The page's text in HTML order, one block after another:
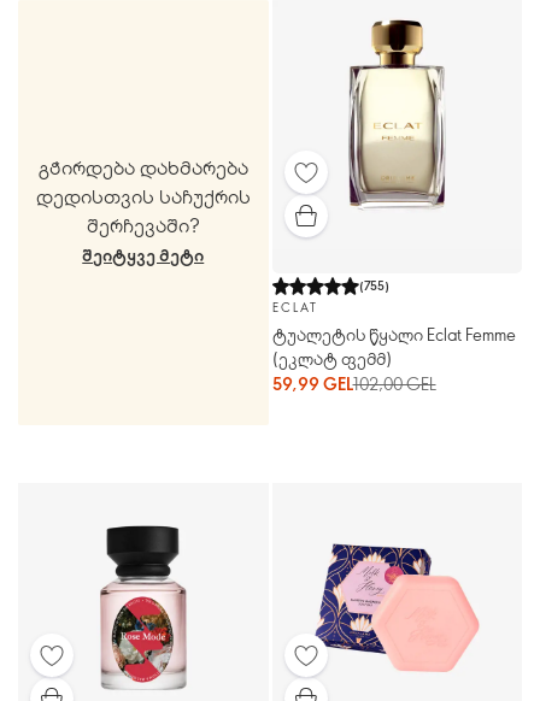
გჭირდება დახმარება
დედისთვის საჩუქრის
შერჩევაში?
ᲨᲔᲘᲢᲧᲕᲔ ᲛᲔᲢᲘ
(755)
ECLAT
ტუალეტის წყალი Eclat Femme
(ეკლატ ფემმ)
59,99 GEL102,00 GEL